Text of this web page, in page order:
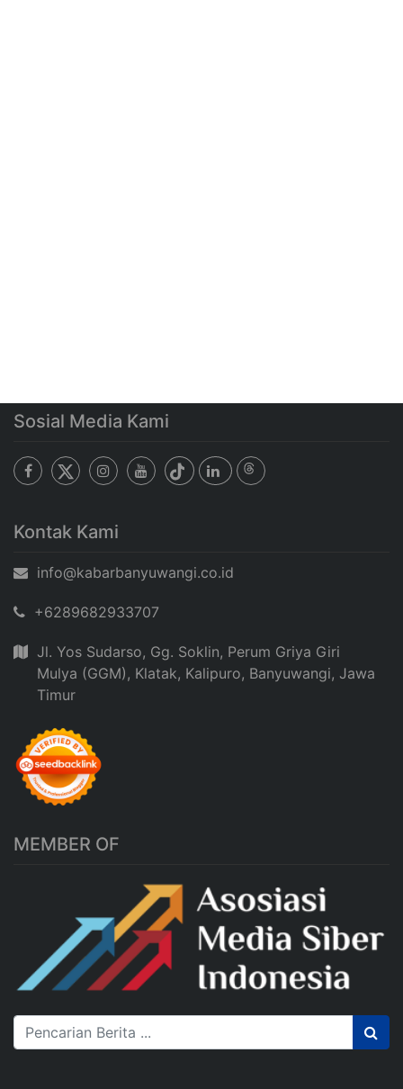
Sosial Media Kami
Kontak Kami
info@kabarbanyuwangi.co.id
+6289682933707
Jl. Yos Sudarso, Gg. Soklin, Perum Griya Giri
Mulya (GGM), Klatak, Kalipuro, Banyuwangi, Jawa
Timur
MEMBER OF